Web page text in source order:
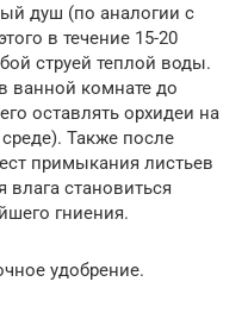
душ (по аналогии с
в течение 15-20
струей теплой воды.
ванной комнате до
оставлять орхидеи на
Также после
примыкания листьев
влага становиться
гниения.
удобрение.